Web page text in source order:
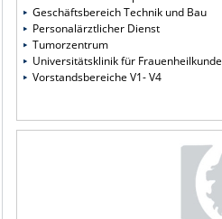
Geschäftsbereich Technik und Bau
Personalärztlicher Dienst
Tumorzentrum
Universitätsklinik für Frauenheilkunde
Vorstandsbereiche V1- V4